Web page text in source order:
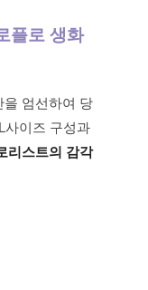
플로 생화
을 엄선하여 당
사이즈 구성과
리스트의 감각